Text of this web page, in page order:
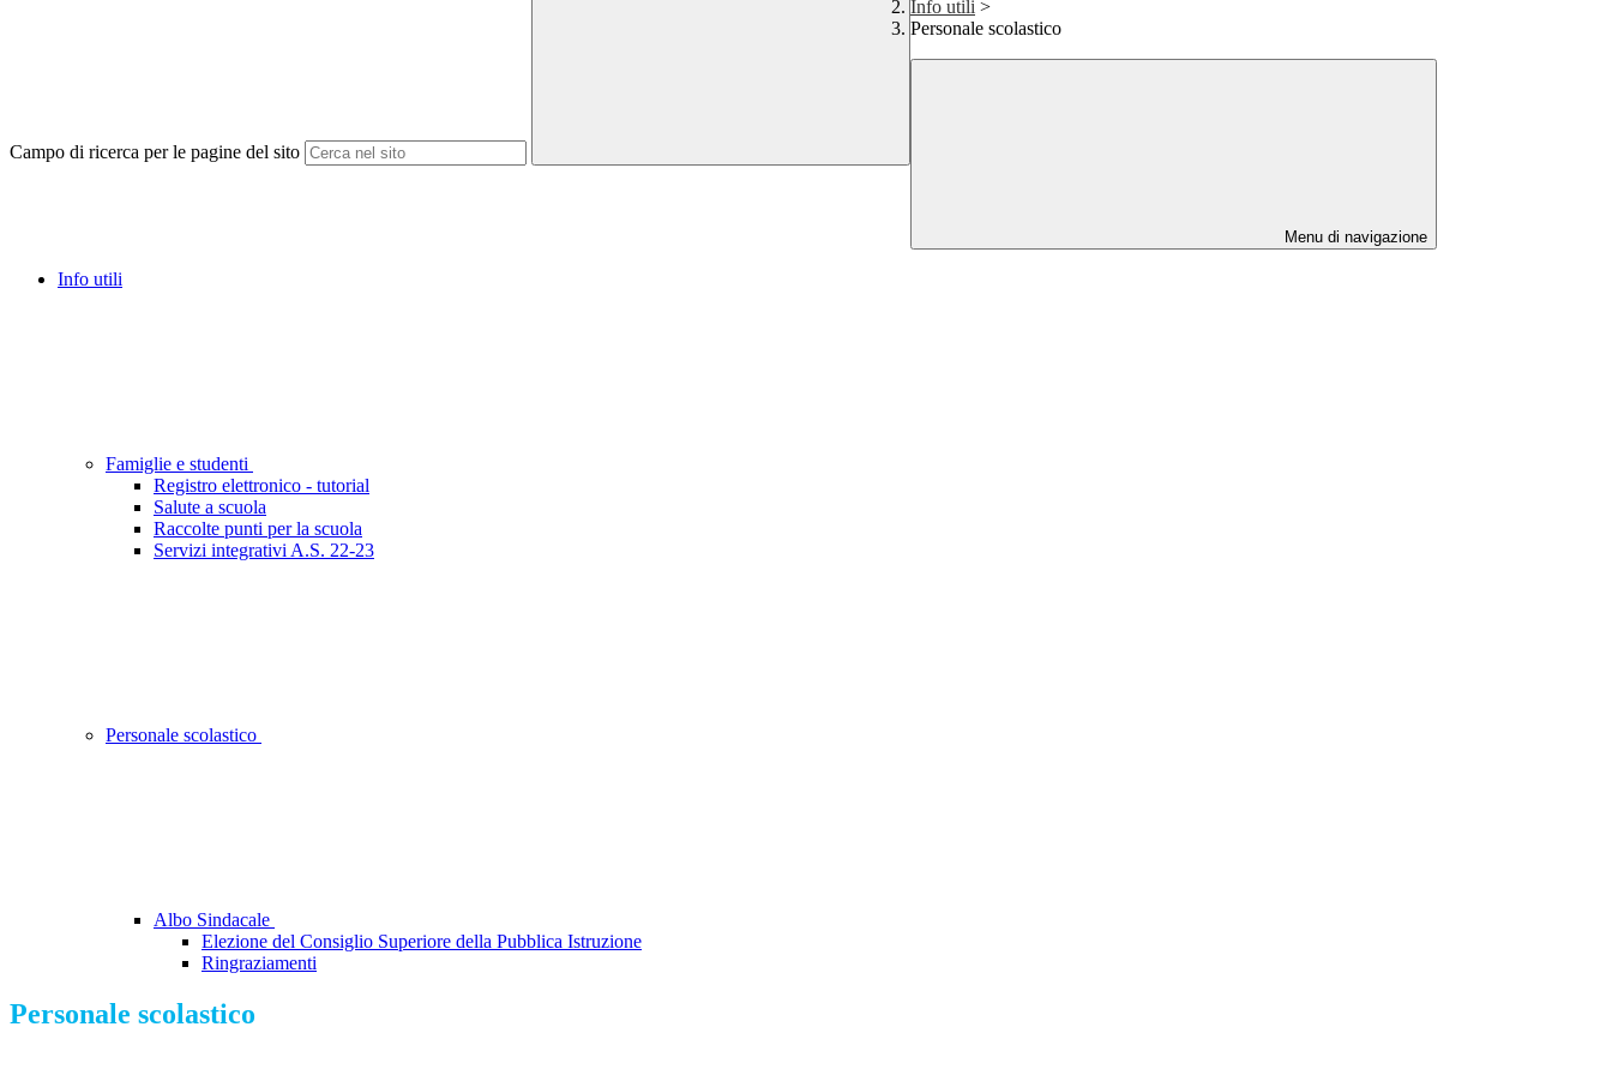
Campo di ricerca per le pagine del sito
Info utili >
Personale scolastico
Menu di navigazione
Info utili
Famiglie e studenti
Registro elettronico - tutorial
Salute a scuola
Raccolte punti per la scuola
Servizi integrativi A.S. 22-23
Personale scolastico
Albo Sindacale
Elezione del Consiglio Superiore della Pubblica Istruzione
Ringraziamenti
Personale scolastico